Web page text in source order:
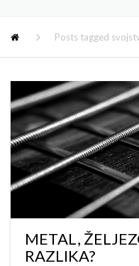
Posts tagged
METAL,
RAZLIKA?